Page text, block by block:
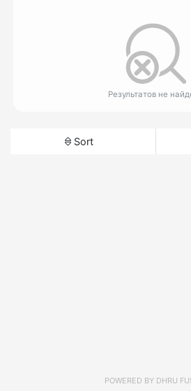
Результатов не
Sort
POWERED BY DHRU